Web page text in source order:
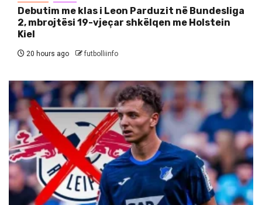
Debutim me klas i Leon Parduzit në Bundesliga
2, mbrojtësi 19-vjeçar shkëlqen me Holstein
Kiel
20 hours ago futbolliinfo